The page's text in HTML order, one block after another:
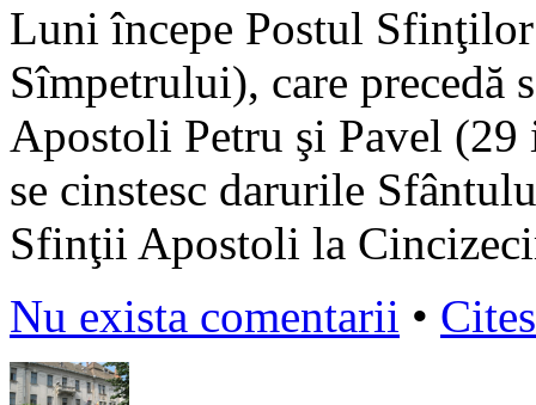
Luni începe Postul
Sîmpetrului), care precedă
Apostoli Petru şi Pavel (29
se cinstesc darurile
Sfinţii Apostoli la
Nu exista comentarii •